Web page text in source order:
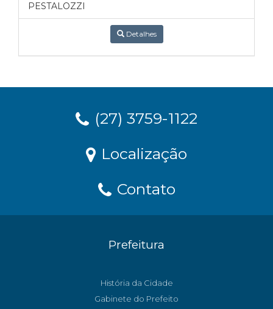
PESTALOZZI
Detalhes
(27) 3759-1122
Localização
Contato
Prefeitura
História da Cidade
Gabinete do Prefeito